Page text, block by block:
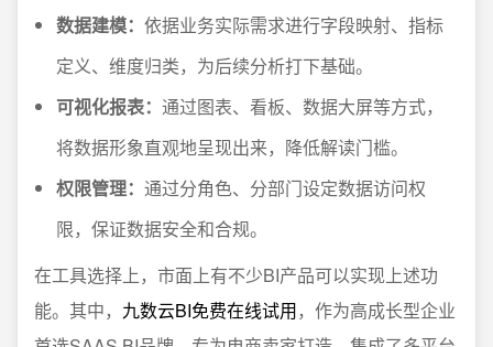
数据建模： 依据业务实际需求进行字段映射、指标
定义、维度归类，为后续分析打下基础。
可视化报表： 通过图表、看板、数据大屏等方式，
将数据形象直观地呈现出来，降低解读门槛。
权限管理： 通过分角色、分部门设定数据访问权
限，保证数据安全和合规。
在工具选择上，市面上有不少BI产品可以实现上述功
能。其中， 九数云BI免费在线试用，作为高成长型企业